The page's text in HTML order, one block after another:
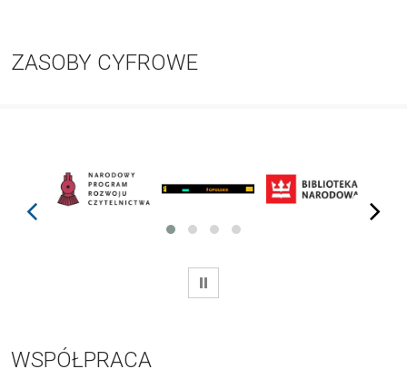
ZASOBY CYFROWE
prev next
WSTRZYMAJ
WSPÓŁPRACA